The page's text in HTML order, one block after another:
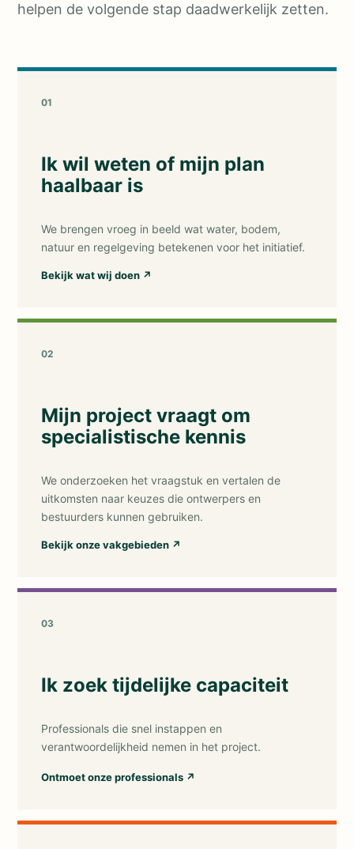
helpen de volgende stap daadwerkelijk zetten.
01
Ik wil weten of mijn plan
haalbaar is
We brengen vroeg in beeld wat water, bodem,
natuur en regelgeving betekenen voor het initiatief.
Bekijk wat wij doen ↗
02
Mijn project vraagt om
specialistische kennis
We onderzoeken het vraagstuk en vertalen de
uitkomsten naar keuzes die ontwerpers en
bestuurders kunnen gebruiken.
Bekijk onze vakgebieden ↗
03
Ik zoek tijdelijke capaciteit
Professionals die snel instappen en
verantwoordelijkheid nemen in het project.
Ontmoet onze professionals ↗